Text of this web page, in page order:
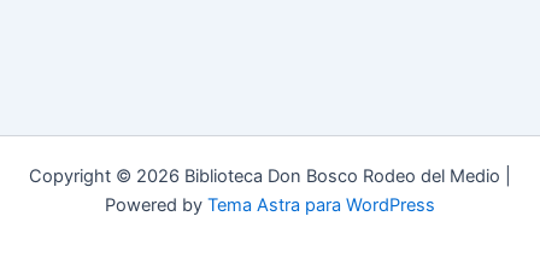
Copyright © 2026 Biblioteca Don Bosco Rodeo del Medio |
Powered by Tema Astra para WordPress